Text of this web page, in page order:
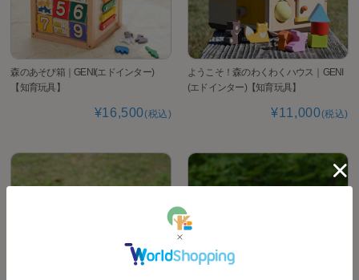
森のあそび箱｜GENI(エドインター)
【知育玩具】
¥16,500(税込)
ようこそ！森のわくわくハウス｜GENI
(エドインター)【知育玩具】
¥11,000(税込)